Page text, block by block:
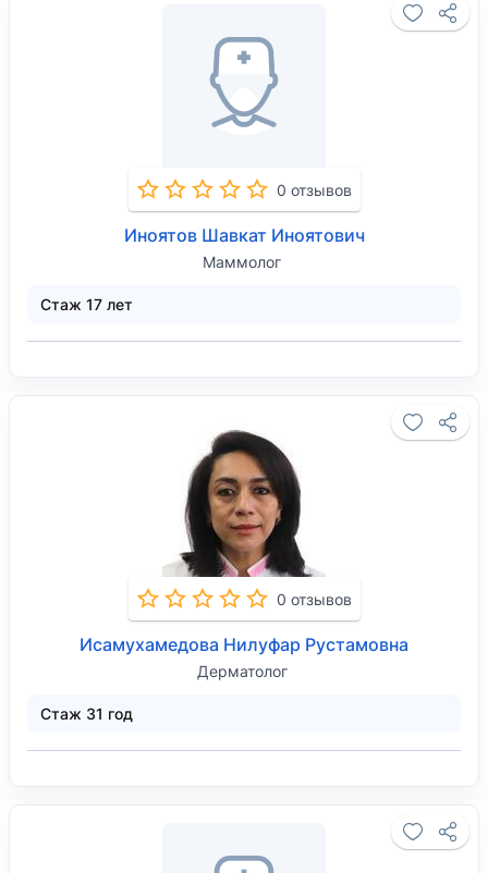
0 отзывов
Иноятов Шавкат Иноятович
Маммолог
Стаж 17 лет
0 отзывов
Исамухамедова Нилуфар Рустамовна
Дерматолог
Стаж 31 год